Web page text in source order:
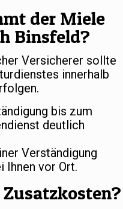
der Miele
Binsfeld?
Versicherer sollte
innerhalb
bis zum
deutlich
Verständigung
Ihnen vor Ort.